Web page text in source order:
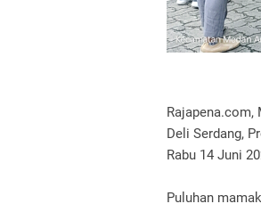
Rajapena.com,
Deli Serdang,
Rabu 14 Juni
Puluhan